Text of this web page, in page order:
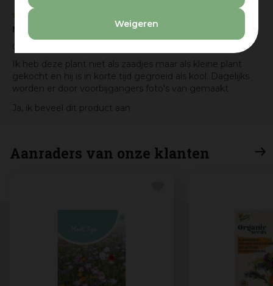
Weigeren
M.V.
Geweldig
Ik heb deze plant niet als zaadjes maar als kleine plant
gekocht en hij is in korte tijd gegroeid als kool. Dagelijks
worden er door voorbijgangers foto's van gemaakt
Ja, ik beveel dit product aan
Aanraders van onze klanten